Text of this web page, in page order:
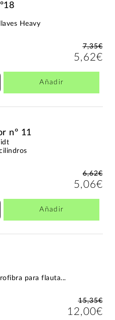
Heavy
7,35€
5,62€
Añadir
nº 11
6,62€
5,06€
Añadir
para flauta...
15,35€
12,00€